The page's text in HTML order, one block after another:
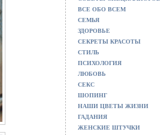
ВСЕ ОБО ВСЕМ
СЕМЬЯ
ЗДОРОВЬЕ
СЕКРЕТЫ КРАСОТЫ
СТИЛЬ
ПСИХОЛОГИЯ
ЛЮБОВЬ
СЕКС
ШОПИНГ
НАШИ ЦВЕТЫ ЖИЗНИ
ГАДАНИЯ
ЖЕНСКИЕ ШТУЧКИ